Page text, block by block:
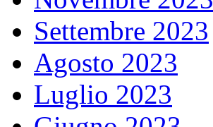
Settembre 2023
Agosto 2023
Luglio 2023